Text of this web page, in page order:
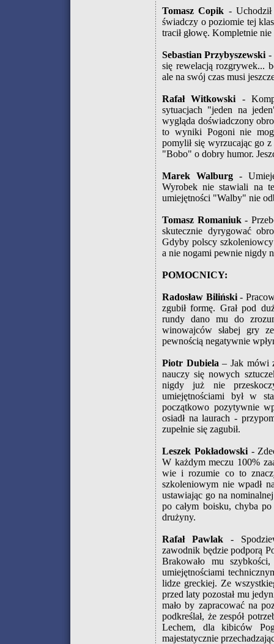
Tomasz Copik -
świadczy o poziomie tej
tracił głowę. Kompletnie
Sebastian Przybyszewski -
się rewelacją rozgrywek...
ale na swój czas musi
Rafał Witkowski -
sytuacjach "jeden na
wygląda doświadczony
to wyniki Pogoni nie
pomylił się wyrzucając go
"Bobo" o dobry humor.
Marek Walburg-
Wyrobek nie stawiali na
umiejętności "Walby" nie
Tomasz Romaniuk-
skutecznie dyrygować
Gdyby polscy
a nie nogami pewnie nigdy
POMOCNICY:
Radosław Biliński-
zgubił formę. Grał pod
rundy dano mu do
winowajców słabej gry
pewnością negatywnie
Piotr Dubiela – Jak mówi
nauczy się nowych
nigdy już nie
umiejętnościami był w
początkowo pozytywnie
osiadł na laurach -
zupełnie się zagubił.
Leszek Pokładowski-
W każdym meczu 100%
wie i rozumie co to
szkoleniowym nie wpadł
ustawiając go na
po całym boisku, chyba
drużyny.
Rafał Pawlak -
zawodnik będzie podporą
Brakowało mu
umiejętnościami
lidze greckiej. Ze
przed laty pozostał mu
mało by zapracować na
podkreślał, że zespół
Lechem, dla kibiców
majestatycznie